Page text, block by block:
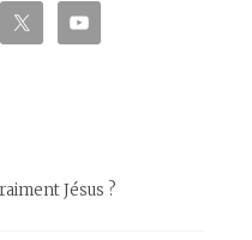
Jésus ?